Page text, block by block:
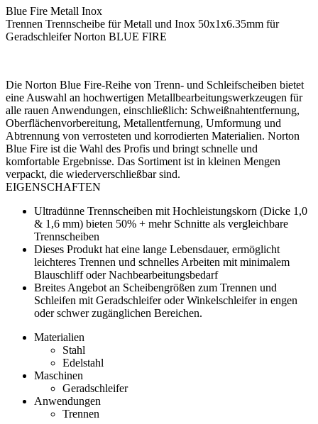
Blue Fire Metall Inox
Trennen Trennscheibe für Metall und Inox 50x1x6.35mm für
Geradschleifer Norton BLUE FIRE
Die Norton Blue Fire-Reihe von Trenn- und Schleifscheiben bietet
eine Auswahl an hochwertigen Metallbearbeitungswerkzeugen für
alle rauen Anwendungen, einschließlich: Schweißnahtentfernung,
Oberflächenvorbereitung, Metallentfernung, Umformung und
Abtrennung von verrosteten und korrodierten Materialien. Norton
Blue Fire ist die Wahl des Profis und bringt schnelle und
komfortable Ergebnisse. Das Sortiment ist in kleinen Mengen
verpackt, die wiederverschließbar sind.
EIGENSCHAFTEN
Ultradünne Trennscheiben mit Hochleistungskorn (Dicke 1,0
& 1,6 mm) bieten 50% + mehr Schnitte als vergleichbare
Trennscheiben
Dieses Produkt hat eine lange Lebensdauer, ermöglicht
leichteres Trennen und schnelles Arbeiten mit minimalem
Blauschliff oder Nachbearbeitungsbedarf
Breites Angebot an Scheibengrößen zum Trennen und
Schleifen mit Geradschleifer oder Winkelschleifer in engen
oder schwer zugänglichen Bereichen.
Materialien
Stahl
Edelstahl
Maschinen
Geradschleifer
Anwendungen
Trennen